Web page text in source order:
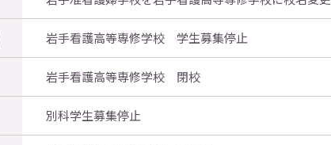
岩手看護高等専修学校 学生募集停止
岩手看護高等専修学校 閉校
別科学生募集停止